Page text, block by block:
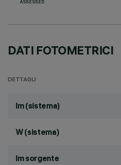
ASSESSED
DATI FOTOMETRICI
DETTAGLI
lm (sistema)
W (sistema)
lm sorgente